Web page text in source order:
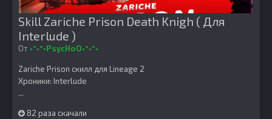
Skill Zariche Prison Death Knigh ( Для
Interlude )
От •°•°•PsycHoO•°•°•
Zariche Prison скилл для Lineage 2
Хроники: Interlude
...
82 раза скачали